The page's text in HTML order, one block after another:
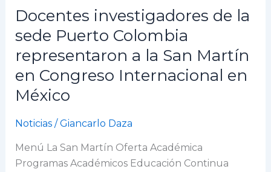
Docentes investigadores de la
sede Puerto Colombia
representaron a la San Martín
en Congreso Internacional en
México
Noticias/Giancarlo Daza
Menú La San Martín Oferta Académica
Programas Académicos Educación Continua
Docentes
investigadores
de
la
sede
Puerto
representaron
la